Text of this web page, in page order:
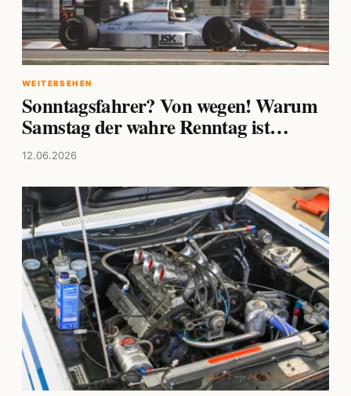
WEITERSEHEN
Sonntagsfahrer? Von wegen! Warum
Samstag der wahre Renntag ist…
12.06.2026